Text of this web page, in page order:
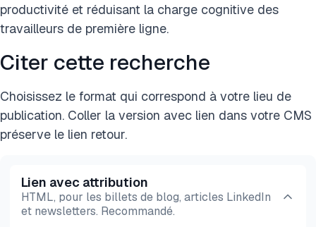
productivité et réduisant la charge cognitive des
travailleurs de première ligne.
Citer cette recherche
Choisissez le format qui correspond à votre lieu de
publication. Coller la version avec lien dans votre CMS
préserve le lien retour.
Lien avec attribution
HTML, pour les billets de blog, articles LinkedIn
et newsletters. Recommandé.